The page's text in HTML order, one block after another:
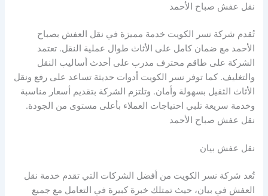
نقل عفش صباح الأحمد
تُقدم شركة نسر الكويت خدمة مميزة في نقل العفش بصباح
الأحمد مع ضمان كامل على الأثاث طوال عملية النقل. تعتمد
الشركة على طاقم محترف مدرب على أحدث أساليب النقل
والتغليف. كما توفر نسر الكويت أدوات حديثة تساعد على رفع ونقل
الأثاث الثقيل بسهولة وأمان. وتلتزم الشركة بتقديم أسعار مناسبة
وخدمة سريعة تلبي احتياجات العملاء بأعلى مستوى من الجودة.
نقل عفش صباح الأحمد
نقل عفش بيان
تُعد شركة نسر الكويت من أفضل الشركات التي تقدم خدمة نقل
العفش في بيان، حيث تمتلك خبرة كبيرة في التعامل مع جميع